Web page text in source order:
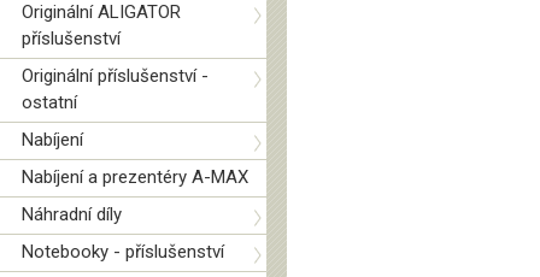
Originální ALIGATOR
příslušenství
Originální příslušenství -
ostatní
Nabíjení
Nabíjení a prezentéry A-MAX
Náhradní díly
Notebooky - příslušenství